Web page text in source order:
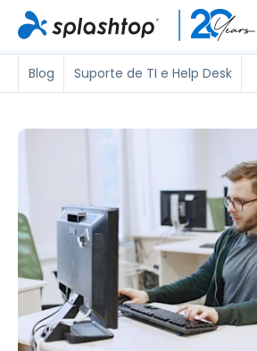
Blog Suporte de TI e Help Desk